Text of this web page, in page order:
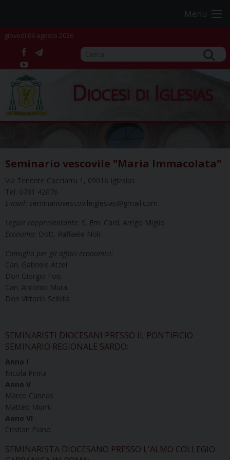
content
Menu
giovedì 06 agosto 2026
facebook
telegram
YouTube
Diocesi di Iglesias
Seminario vescovile "Maria Immacolata"
Via Tenente Cacciarru 1, 09016 Iglesias
Tel. 0781 42076
E-mail: seminariovescovileiglesias@gmail.com
Legale rappresentante: S. Em. Card. Arrigo Miglio
Economo: Dott. Raffaele Noli
Consiglio per gli affari economici:
Can. Gabriele Atzei
Don Giorgio Fois
Can. Antonio Mura
Don Vittorio Scibilia
SEMINARISTI DIOCESANI PRESSO IL PONTIFICIO
SEMINARIO REGIONALE SARDO:
Anno I
Nicola Pinna
Anno V
Marco Cannas
Matteo Murru
Anno VI
Cristian Piano
SEMINARISTA DIOCESANO PRESSO L'ALMO COLLEGIO